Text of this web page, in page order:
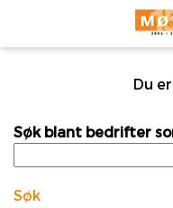
Du
Søk blant bedrifter
Søk